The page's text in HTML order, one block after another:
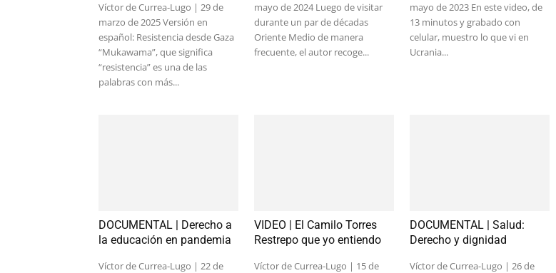
Víctor de Currea-Lugo | 29 de
marzo de 2025 Versión en
español: Resistencia desde Gaza
“Mukawama”, que significa
“resistencia” es una de las
palabras con más...
mayo de 2024 Luego de visitar
durante un par de décadas
Oriente Medio de manera
frecuente, el autor recoge...
mayo de 2023 En este video, de
13 minutos y grabado con
celular, muestro lo que vi en
Ucrania...
DOCUMENTAL | Derecho a
la educación en pandemia
Víctor de Currea-Lugo | 22 de
VIDEO | El Camilo Torres
Restrepo que yo entiendo
Víctor de Currea-Lugo | 15 de
DOCUMENTAL | Salud:
Derecho y dignidad
Víctor de Currea-Lugo | 26 de